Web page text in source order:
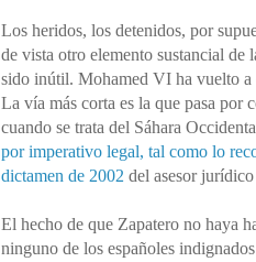
Los heridos, los detenidos, por
de vista otro elemento sustancial
sido inútil. Mohamed VI ha vuelto a
La vía más corta es la que pasa por
cuando se trata del Sáhara
por imperativo legal, tal como lo
dictamen de 2002 del asesor
El hecho de que Zapatero no haya
ninguno de los españoles